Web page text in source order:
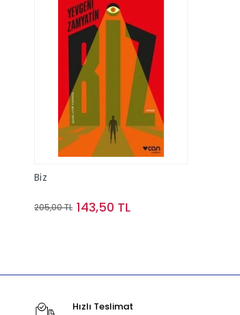
Biz
205,00 TL 143,50 TL
Hızlı Teslimat